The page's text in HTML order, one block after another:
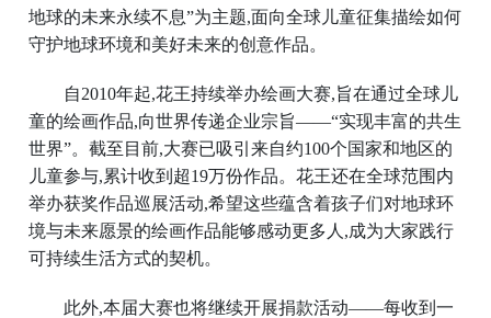
地球的未来永续不息”为主题,面向全球儿童征集描绘如何
守护地球环境和美好未来的创意作品。
自2010年起,花王持续举办绘画大赛,旨在通过全球儿
童的绘画作品,向世界传递企业宗旨——“实现丰富的共生
世界”。截至目前,大赛已吸引来自约100个国家和地区的
儿童参与,累计收到超19万份作品。花王还在全球范围内
举办获奖作品巡展活动,希望这些蕴含着孩子们对地球环
境与未来愿景的绘画作品能够感动更多人,成为大家践行
可持续生活方式的契机。
此外,本届大赛也将继续开展捐款活动——每收到一